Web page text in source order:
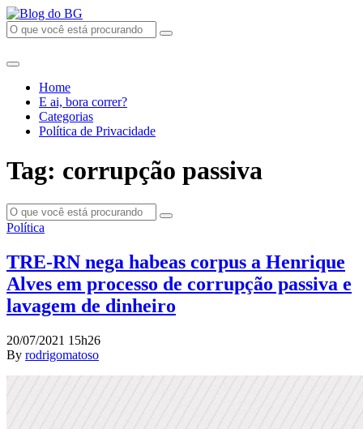
Home
E ai, bora correr?
Categorias
Política de Privacidade
Tag: corrupção passiva
Política
TRE-RN nega habeas corpus a Henrique
Alves em processo de corrupção passiva e
lavagem de dinheiro
20/07/2021 15h26
By rodrigomatoso